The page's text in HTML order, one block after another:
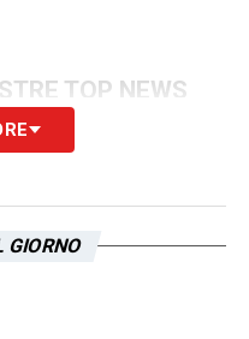
TOP NEWS
GIORNO